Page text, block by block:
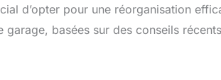
d’opter pour une réorganisation
basées sur des conseils